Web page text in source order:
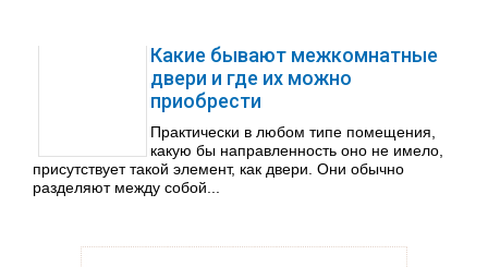
Какие бывают межкомнатные
двери и где их можно
приобрести
Практически в любом типе помещения,
какую бы направленность оно не имело,
присутствует такой элемент, как двери. Они обычно
разделяют между собой...